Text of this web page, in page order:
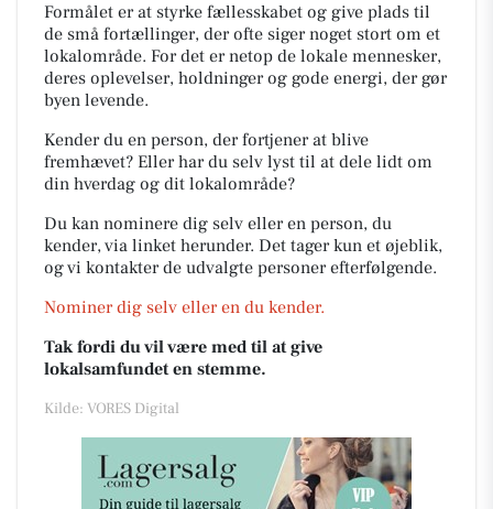
Formålet er at styrke fællesskabet og give plads til
de små fortællinger, der ofte siger noget stort om et
lokalområde. For det er netop de lokale mennesker,
deres oplevelser, holdninger og gode energi, der gør
byen levende.
Kender du en person, der fortjener at blive
fremhævet? Eller har du selv lyst til at dele lidt om
din hverdag og dit lokalområde?
Du kan nominere dig selv eller en person, du
kender, via linket herunder. Det tager kun et øjeblik,
og vi kontakter de udvalgte personer efterfølgende.
Nominer dig selv eller en du kender.
Tak fordi du vil være med til at give
lokalsamfundet en stemme.
Kilde: VORES Digital